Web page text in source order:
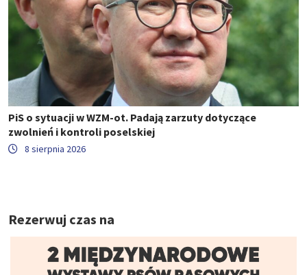
PiS o sytuacji w WZM-ot. Padają zarzuty dotyczące
zwolnień i kontroli poselskiej
8 sierpnia 2026
Rezerwuj czas na